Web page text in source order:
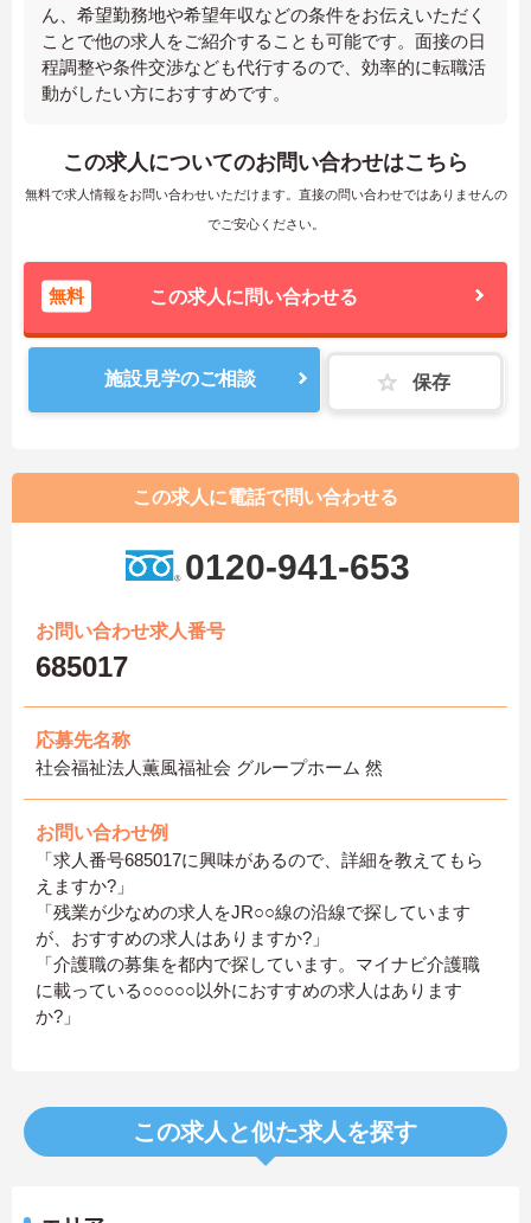
ん、希望勤務地や希望年収などの条件をお伝えいただく
ことで他の求人をご紹介することも可能です。面接の日
程調整や条件交渉なども代行するので、効率的に転職活
動がしたい方におすすめです。
この求人についてのお問い合わせはこちら
無料で求人情報をお問い合わせいただけます。直接の問い合わせではありませんの
でご安心ください。
無料 この求人に問い合わせる
施設見学のご相談 保存
この求人に電話で問い合わせる
0120-941-653
お問い合わせ求人番号
685017
応募先名称
社会福祉法人薫風福祉会 グループホーム 然
お問い合わせ例
「求人番号685017に興味があるので、詳細を教えてもら
えますか?」
「残業が少なめの求人をJR○○線の沿線で探しています
が、おすすめの求人はありますか?」
「介護職の募集を都内で探しています。マイナビ介護職
に載っている○○○○○以外におすすめの求人はあります
か?」
この求人と似た求人を探す